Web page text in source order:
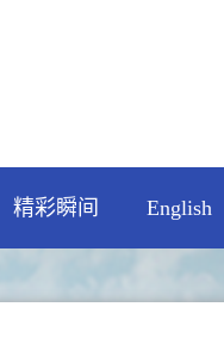
精彩瞬间 English